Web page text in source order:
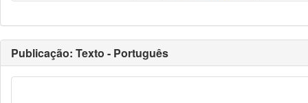
Publicação: Texto - Português